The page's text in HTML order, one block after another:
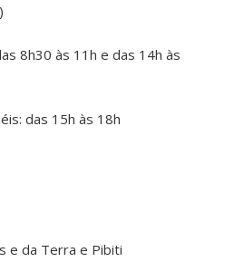
8h30 às 11h e das 14h às
das 15h às 18h
e da Terra e Pibiti